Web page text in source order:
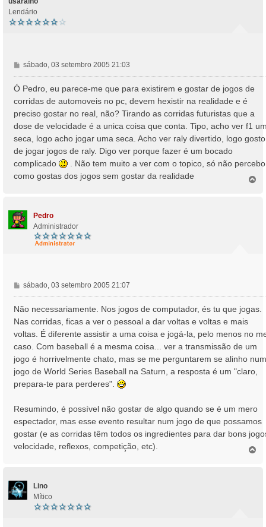
m
Lendário
M
e
n
g
e
m
sábado, 03 setembro 2005 21:03
Ó Pedro, eu parece-me que para existirem e gostar de jogos de
corridas de automoveis no pc, devem hexistir na realidade e é
preciso gostar no real, não? Tirando as corridas futuristas que a
dose de velocidade é a unica coisa que conta. Tipo, acho ver f1
seca, logo acho jogar uma seca. Acho ver raly divertido, logo gosto
de jogar jogos de raly. Digo ver porque fazer é um bocado
complicado
. Não tem muito a ver com o topico, só não percebo
como gostas dos jogos sem gostar da realidade
Pedro
Administrador
M
e
n
a
g
e
m
sábado, 03 setembro 2005 21:07
Não necessariamente. Nos jogos de computador, és tu que jogas.
Nas corridas, ficas a ver o pessoal a dar voltas e voltas e mais
voltas. É diferente assistir a uma coisa e jogá-la, pelo menos no
caso. Com baseball é a mesma coisa... ver a transmissão de um
jogo é horrivelmente chato, mas se me perguntarem se alinho num
jogo de World Series Baseball na Saturn, a resposta é um "claro,
prepara-te para perderes".
Resumindo, é possível não gostar de algo quando se é um mero
espectador, mas esse evento resultar num jogo de que possamos
gostar (e as corridas têm todos os ingredientes para dar bons
velocidade, reflexos, competição, etc).
Lino
Mítico